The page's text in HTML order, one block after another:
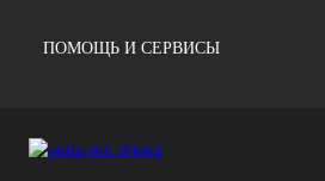
ПОМОЩЬ И СЕРВИСЫ